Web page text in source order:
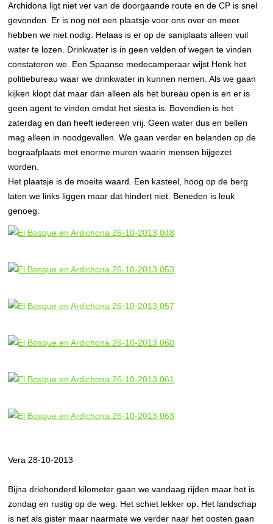
Archidona ligt niet ver van de doorgaande route en de CP is snel
gevonden. Er is nog net een plaatsje voor ons over en meer
hebben we niet nodig. Helaas is er op de saniplaats alleen vuil
water te lozen. Drinkwater is in geen velden of wegen te vinden
constateren we. Een Spaanse medecamperaar wijst Henk het
politiebureau waar we drinkwater in kunnen nemen. Als we gaan
kijken klopt dat maar dan alleen als het bureau open is en er is
geen agent te vinden omdat het siësta is. Bovendien is het
zaterdag en dan heeft iedereen vrij. Geen water dus en bellen
mag alleen in noodgevallen. We gaan verder en belanden op de
begraafplaats met enorme muren waarin mensen bijgezet
worden.
Het plaatsje is de moeite waard. Een kasteel, hoog op de berg
laten we links liggen maar dat hindert niet. Beneden is leuk
genoeg.
Vera 28-10-2013
Bijna driehonderd kilometer gaan we vandaag rijden maar het is
zondag en rustig op de weg. Het schiet lekker op. Het landschap
is net als gister maar naarmate we verder naar het oosten gaan